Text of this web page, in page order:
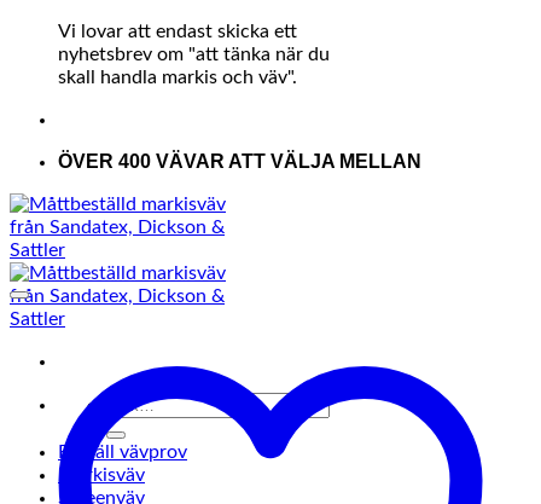
Vi lovar att endast skicka ett
nyhetsbrev om "att tänka när du
skall handla markis och väv".
ÖVER 400 VÄVAR ATT VÄLJA MELLAN
efter:
Beställ vävprov
Markisväv
Screenväv